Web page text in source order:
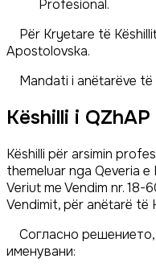
Profesional.
Për Kryetare të
Apostolovska.
Mandati i anëtarëve të
Këshilli i QZhAP
Këshilli për arsimin
themeluar nga Qeveria
Veriut me Vendim nr. 18-
Vendimit, për anëtarë të
Согласно решението,
именувани: